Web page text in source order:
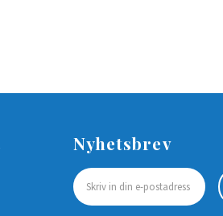
Nyhetsbrev